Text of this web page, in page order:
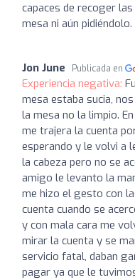
capaces de recoger
mesa ni aún
Jon June Publicada en
Experiencia negativa:
mesa estaba sucia,
la mesa no la limpio.
me trajera la cuenta
esperando y le volvi a
la cabeza pero no se
amigo le levanto la
me hizo el gesto con
cuenta cuando se
y con mala cara me
mirar la cuenta y se
servicio fatal, daban
pagar ya que le